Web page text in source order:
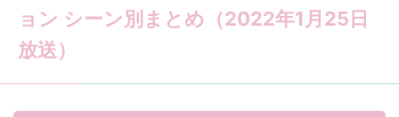
ョン シーン別まとめ（2022年1月25日
放送）